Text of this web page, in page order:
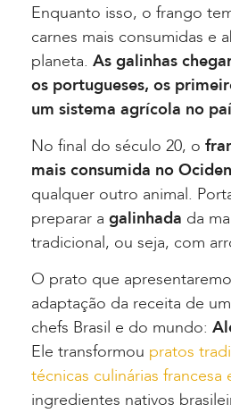
Enquanto isso, o frango
carnes mais consumidas e
planeta. As galinhas
os portugueses, os
um sistema agrícola no
No final do século 20, o
mais consumida no
qualquer outro animal.
preparar a galinhada da
tradicional, ou seja, com
O prato que
adaptação da receita de
chefs Brasil e do mundo:
Ele transformou pratos
técnicas culinárias francesa
ingredientes nativos